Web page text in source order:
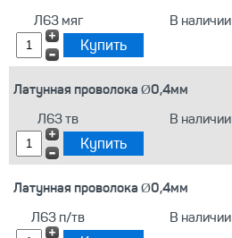
Л63 мяг
В наличии
Латунная проволока Ø0,4мм
Л63 тв
В наличии
Латунная проволока Ø0,4мм
Л63 п/тв
В наличии